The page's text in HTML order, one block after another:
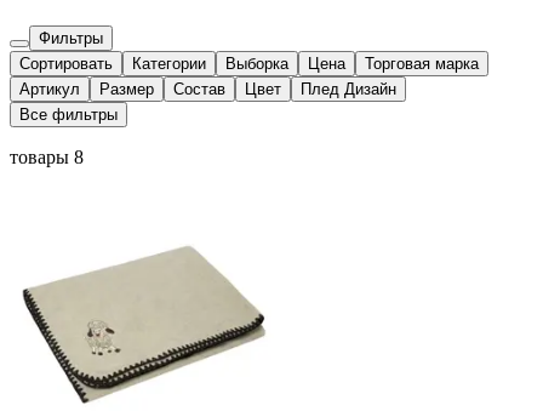
Фильтры
Сортировать
Категории Выборка Цена
Торговая марка
Артикул
Размер Состав Цвет
Плед Дизайн
Все фильтры
товары 8